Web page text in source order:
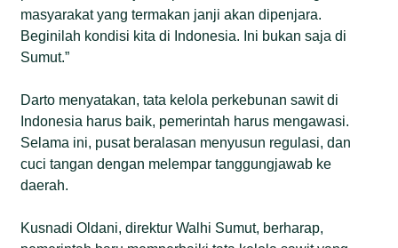
masyarakat yang termakan janji akan dipenjara.
Beginilah kondisi kita di Indonesia. Ini bukan saja di
Sumut.”
Darto menyatakan, tata kelola perkebunan sawit di
Indonesia harus baik, pemerintah harus mengawasi.
Selama ini, pusat beralasan menyusun regulasi, dan
cuci tangan dengan melempar tanggungjawab ke
daerah.
Kusnadi Oldani, direktur Walhi Sumut, berharap,